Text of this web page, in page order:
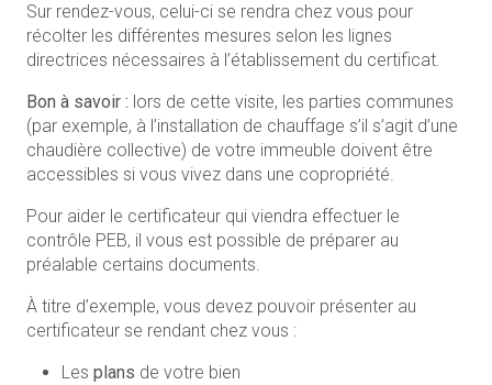
Sur rendez-vous, celui-ci se rendra chez vous pour
récolter les différentes mesures selon les lignes
directrices nécessaires à l’établissement du certificat.
Bon à savoir : lors de cette visite, les parties communes
(par exemple, à l’installation de chauffage s’il s’agit d’une
chaudière collective) de votre immeuble doivent être
accessibles si vous vivez dans une copropriété.
Pour aider le certificateur qui viendra effectuer le
contrôle PEB, il vous est possible de préparer au
préalable certains documents.
À titre d’exemple, vous devez pouvoir présenter au
certificateur se rendant chez vous :
Les plans de votre bien